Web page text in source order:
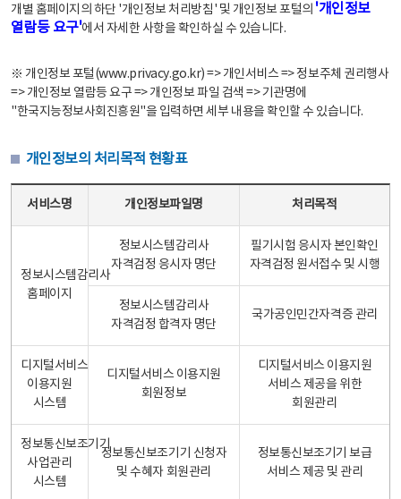
개별 홈페이지의 하단 '개인정보 처리방침' 및 개인정보 포털의 '개인정보
열람등 요구'에서 자세한 사항을 확인하실 수 있습니다.
※ 개인정보 포털(www.privacy.go.kr) => 개인서비스 => 정보주체 권리행사
=> 개인정보 열람등 요구 => 개인정보 파일 검색 => 기관명에
"한국지능정보사회진흥원"을 입력하면 세부 내용을 확인할 수 있습니다.
개인정보의 처리목적 현황표
서비스명 개인정보파일명 처리목적
정보시스템감리사
홈페이지
정보시스템감리사
자격검정 응시자 명단
필기시험 응시자 본인확인
자격검정 원서접수 및 시행
정보시스템감리사
자격검정 합격자 명단
국가공인민간자격증 관리
디지털서비스
이용지원
시스템
디지털서비스 이용지원
회원정보
디지털서비스 이용지원
서비스 제공을 위한
회원관리
정보통신보조기기
사업관리
시스템
정보통신보조기기 신청자
및 수혜자 회원관리
정보통신보조기기 보급
서비스 제공 및 관리